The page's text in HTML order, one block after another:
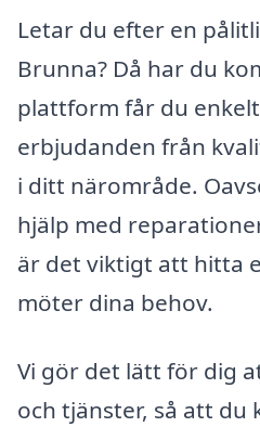
Letar du efter en
Brunna? Då har du
plattform får du
erbjudanden från
i ditt närområde.
hjälp med
är det viktigt att hitta
möter dina behov.
Vi gör det lätt för dig
och tjänster, så att du